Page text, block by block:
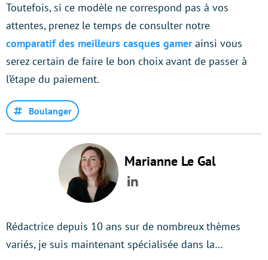
Toutefois, si ce modèle ne correspond pas à vos
attentes, prenez le temps de consulter notre
comparatif des meilleurs casques gamerainsi vous
serez certain de faire le bon choix avant de passer à
l’étape du paiement.
Boulanger
Marianne Le Gal
LinkedIn
Rédactrice depuis 10 ans sur de nombreux thèmes
variés, je suis maintenant spécialisée dans la…